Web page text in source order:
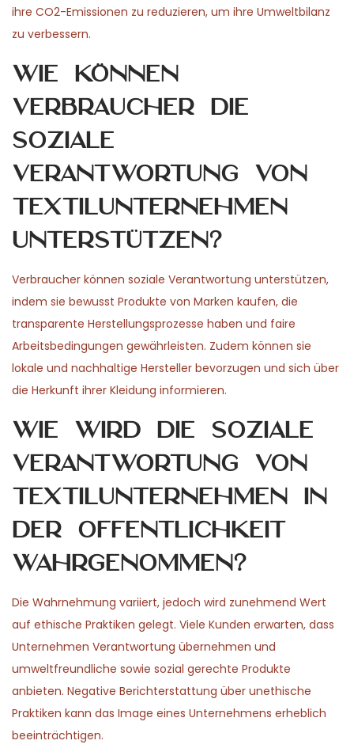
ihre CO2-Emissionen zu reduzieren, um ihre Umweltbilanz
zu verbessern.
Wie können
Verbraucher die
soziale
Verantwortung von
Textilunternehmen
unterstützen?
Verbraucher können soziale Verantwortung unterstützen,
indem sie bewusst Produkte von Marken kaufen, die
transparente Herstellungsprozesse haben und faire
Arbeitsbedingungen gewährleisten. Zudem können sie
lokale und nachhaltige Hersteller bevorzugen und sich über
die Herkunft ihrer Kleidung informieren.
Wie wird die soziale
Verantwortung von
Textilunternehmen in
der Öffentlichkeit
wahrgenommen?
Die Wahrnehmung variiert, jedoch wird zunehmend Wert
auf ethische Praktiken gelegt. Viele Kunden erwarten, dass
Unternehmen Verantwortung übernehmen und
umweltfreundliche sowie sozial gerechte Produkte
anbieten. Negative Berichterstattung über unethische
Praktiken kann das Image eines Unternehmens erheblich
beeinträchtigen.